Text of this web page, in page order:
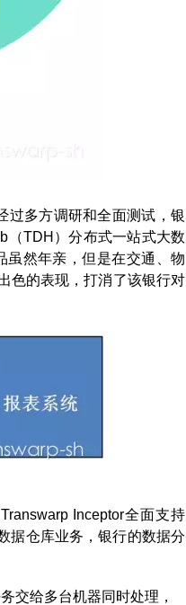
过多方调研和全面测试，银
（TDH）分布式一站式大数
虽然年亲，但是在交通、物
色的表现，打消了该银行对
Inceptor全面支持
据仓库业务，银行的数据分
交给多台机器同时处理，